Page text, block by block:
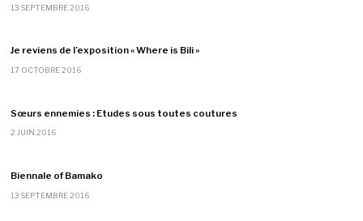
13 SEPTEMBRE 2016
Je reviens de l’exposition « Where is Bili »
17 OCTOBRE 2016
Sœurs ennemies : Etudes sous toutes coutures
2 JUIN 2016
Biennale of Bamako
13 SEPTEMBRE 2016